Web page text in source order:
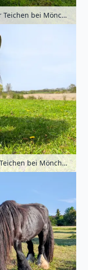
Konik-Pferde an den Schönerlinder Teichen bei Mönchmühle, Barnimer Land, Brandenburg, Deutschland
Konik-Pferd an den Schönerlinder Teichen bei Mönchmühle, Barnimer Land, Brandenburg, Deutschland